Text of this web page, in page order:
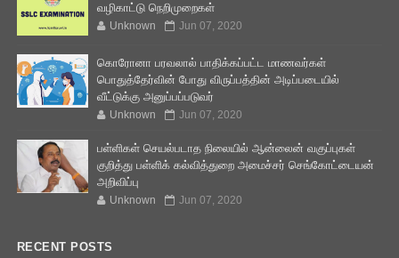
வழிகாட்டு நெறிமுறைகள்
Unknown Jun 07, 2020
கொரோனா பரவலால் பாதிக்கப்பட்ட மாணவர்கள்
பொதுத்தேர்வின் போது விருப்பத்தின் அடிப்படையில்
வீட்டுக்கு அனுப்பப்படுவர்
Unknown Jun 07, 2020
பள்ளிகள் செயல்படாத நிலையில் ஆன்லைன் வகுப்புகள்
குறித்து பள்ளிக் கல்வித்துறை அமைச்சர் செங்கோட்டையன்
அறிவிப்பு
Unknown Jun 07, 2020
RECENT POSTS